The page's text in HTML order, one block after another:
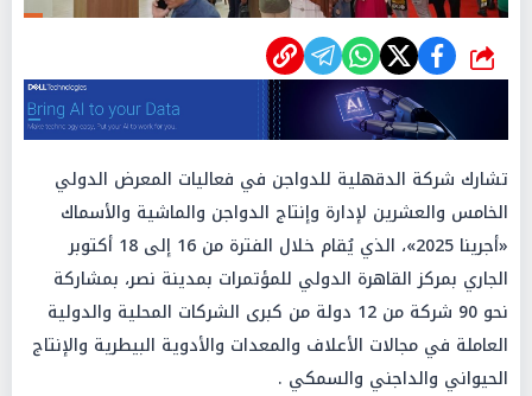
شارك
تشارك شركة الدقهلية للدواجن في فعاليات المعرض الدولي
الخامس والعشرين لإدارة وإنتاج الدواجن والماشية والأسماك
«أجرينا 2025»، الذي يُقام خلال الفترة من 16 إلى 18 أكتوبر
الجاري بمركز القاهرة الدولي للمؤتمرات بمدينة نصر، بمشاركة
نحو 90 شركة من 12 دولة من كبرى الشركات المحلية والدولية
العاملة في مجالات الأعلاف والمعدات والأدوية البيطرية والإنتاج
الحيواني والداجني والسمكي .